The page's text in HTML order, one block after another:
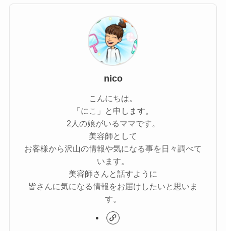
nico
こんにちは。
「にこ」と申します。
2人の娘がいるママです。
美容師として
お客様から沢山の情報や気になる事を日々調べて
います。
美容師さんと話すように
皆さんに気になる情報をお届けしたいと思いま
す。